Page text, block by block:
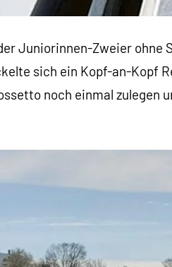
Juniorinnen-Zweier ohne
sich ein Kopf-an-Kopf
noch einmal zulegen